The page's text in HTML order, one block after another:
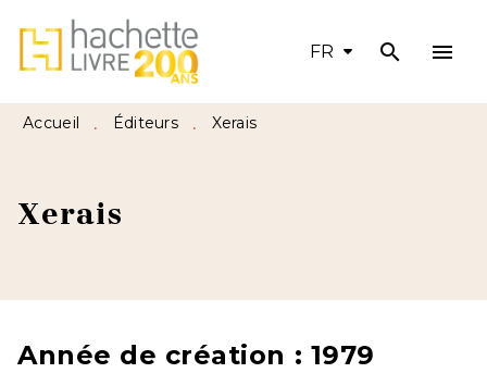
MENU RECHERCHE CONTENU
PIED DE PAGE
FR search menu
Accueil • Éditeurs • Xerais
Xerais
Année de création : 1979